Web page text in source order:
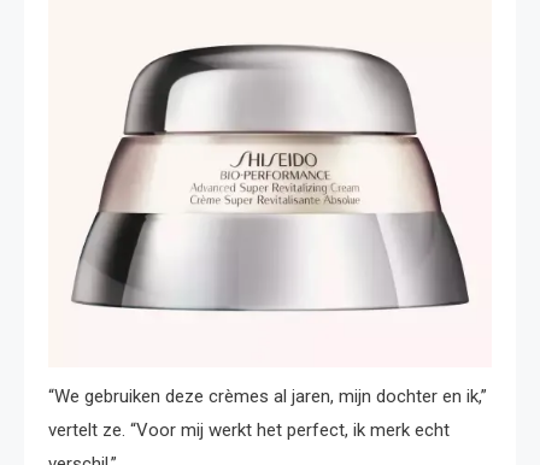
“We gebruiken deze crèmes al jaren, mijn dochter en ik,”
vertelt ze. “Voor mij werkt het perfect, ik merk echt